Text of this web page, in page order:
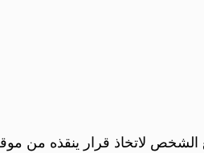
الشخص لاتخاذ قرار ينقذه من